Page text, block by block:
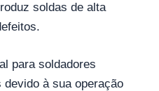
soldas de alta
para soldadores
à sua operação